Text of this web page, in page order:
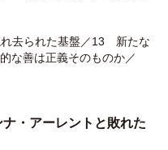
去られた基盤／13 新たな
な善は正義そのものか／
・アーレントと敗れた